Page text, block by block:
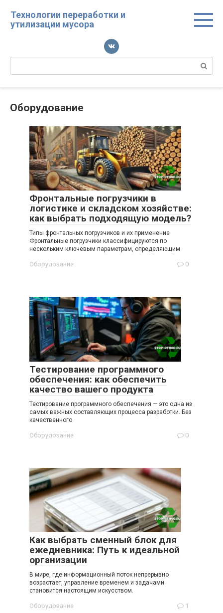
контенту
Технологии переработки и
утилизации мусора
Поиск:
Оборудование
Фронтальные погрузчики в
логистике и складском хозяйстве:
как выбрать подходящую модель?
Типы фронтальных погрузчиков и их применение
Фронтальные погрузчики классифицируются по
нескольким ключевым параметрам, определяющим
Оборудование 0
Тестирование программного
обеспечения: как обеспечить
качество вашего продукта
Тестирование программного обеспечения — это одна из
самых важных составляющих процесса разработки. Без
качественного
Оборудование 0
Как выбрать сменный блок для
ежедневника: Путь к идеальной
организации
В мире, где информационный поток непрерывно
возрастает, управление временем и задачами
становится настоящим искусством.
Оборудование 1